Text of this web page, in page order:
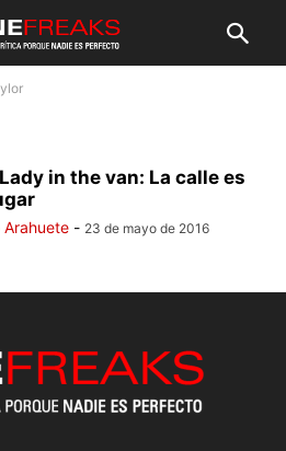
in the van: La calle es
Arahuete - 23 de mayo de 2016